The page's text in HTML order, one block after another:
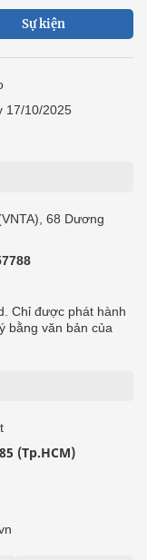
Sự kiện
17/10/2025
68 Dương
Chỉ được phát hành
bằng văn bản của
(Tp.HCM)